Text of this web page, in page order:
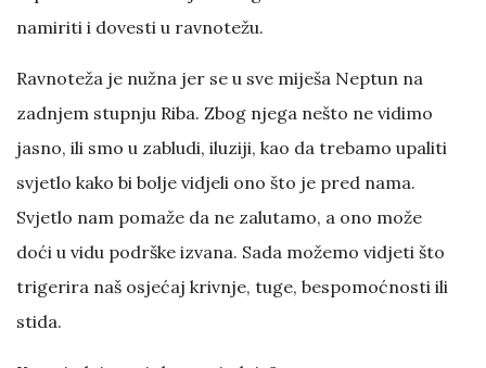
namiriti i dovesti u ravnotežu.
Ravnoteža je nužna jer se u sve miješa Neptun na
zadnjem stupnju Riba. Zbog njega nešto ne vidimo
jasno, ili smo u zabludi, iluziji, kao da trebamo upaliti
svjetlo kako bi bolje vidjeli ono što je pred nama.
Svjetlo nam pomaže da ne zalutamo, a ono može
doći u vidu podrške izvana. Sada možemo vidjeti što
trigerira naš osjećaj krivnje, tuge, bespomoćnosti ili
stida.